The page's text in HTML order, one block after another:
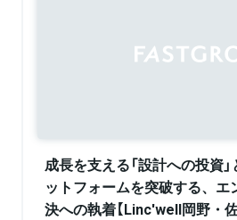
成長を支える「設計への投資
ットフォームを突破する、エ
決への執着【Linc'well岡野・佐